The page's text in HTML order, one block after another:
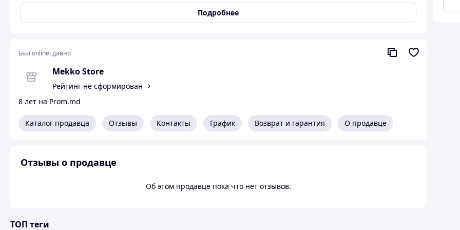
Фасон рукава
Реглан
Фасон платья
Наличие корсета
Шлейф
нет
Свойства ткани
Сезон
Весна/осень
Тип ткани
M
Подробнее
Был online:давно
Mekko Store
Рейтинг не сформирован
8 лет на Prom.md
Каталог продавца Отзывы Контакты График Возврат и гарантия О продавце
Отзывы о продавце
Об этом продавце пока что нет отзывов.
ТОП теги